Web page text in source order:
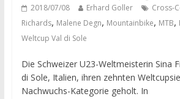
2018/07/08 Erhard Goller Cross-
Richards, Malene Degn, Mountainbike, MTB,
Weltcup Val di Sole
Die Schweizer U23-Weltmeisterin Sina
di Sole, Italien, ihren zehnten
Nachwuchs-Kategorie geholt. In